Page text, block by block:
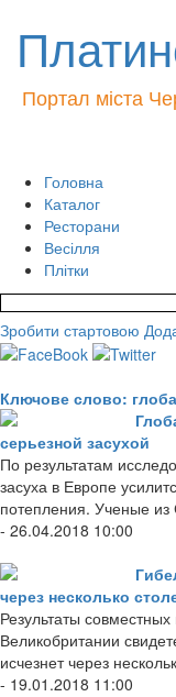
Портал міста
Головна
Каталог
Ресторани
Весілля
Плітки
Зробити стартовою
Ключове слово:
серьезной засухой
По результатам
засуха в Европе
потепления. Ученые
- 26.04.2018 10:00
через несколько
Результаты
Великобритании
исчезнет через
- 19.01.2018 11:00